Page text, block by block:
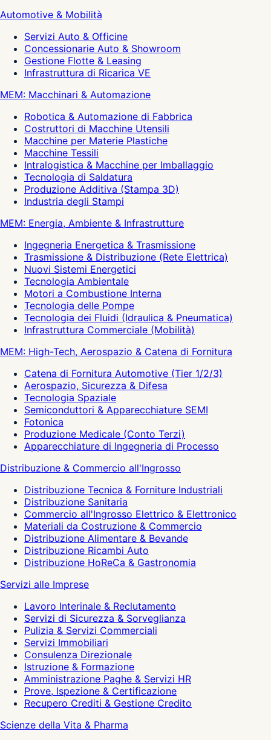
Automotive & Mobilità
Servizi Auto & Officine
Concessionarie Auto & Showroom
Gestione Flotte & Leasing
Infrastruttura di Ricarica VE
MEM: Macchinari & Automazione
Robotica & Automazione di Fabbrica
Costruttori di Macchine Utensili
Macchine per Materie Plastiche
Macchine Tessili
Intralogistica & Macchine per Imballaggio
Tecnologia di Saldatura
Produzione Additiva (Stampa 3D)
Industria degli Stampi
MEM: Energia, Ambiente & Infrastrutture
Ingegneria Energetica & Trasmissione
Trasmissione & Distribuzione (Rete Elettrica)
Nuovi Sistemi Energetici
Tecnologia Ambientale
Motori a Combustione Interna
Tecnologia delle Pompe
Tecnologia dei Fluidi (Idraulica & Pneumatica)
Infrastruttura Commerciale (Mobilità)
MEM: High-Tech, Aerospazio & Catena di Fornitura
Catena di Fornitura Automotive (Tier 1/2/3)
Aerospazio, Sicurezza & Difesa
Tecnologia Spaziale
Semiconduttori & Apparecchiature SEMI
Fotonica
Produzione Medicale (Conto Terzi)
Apparecchiature di Ingegneria di Processo
Distribuzione & Commercio all'Ingrosso
Distribuzione Tecnica & Forniture Industriali
Distribuzione Sanitaria
Commercio all'Ingrosso Elettrico & Elettronico
Materiali da Costruzione & Commercio
Distribuzione Alimentare & Bevande
Distribuzione Ricambi Auto
Distribuzione HoReCa & Gastronomia
Servizi alle Imprese
Lavoro Interinale & Reclutamento
Servizi di Sicurezza & Sorveglianza
Pulizia & Servizi Commerciali
Servizi Immobiliari
Consulenza Direzionale
Istruzione & Formazione
Amministrazione Paghe & Servizi HR
Prove, Ispezione & Certificazione
Recupero Crediti & Gestione Credito
Scienze della Vita & Pharma